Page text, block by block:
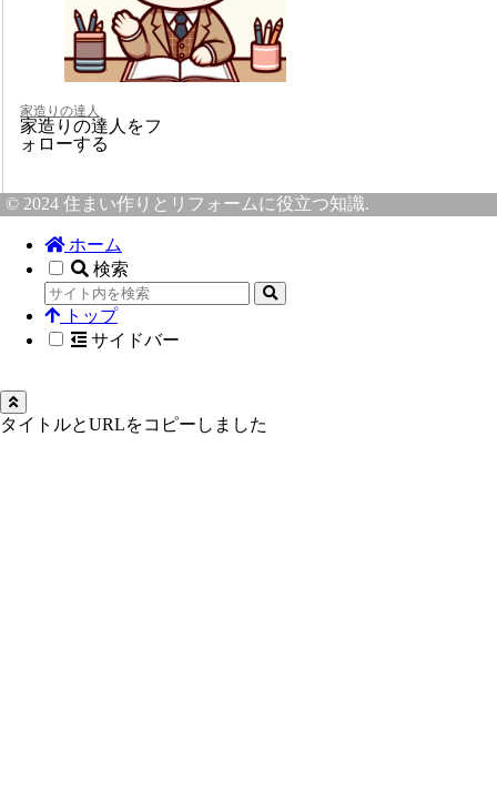
家造りの達人
家造りの達人をフ
ォローする
© 2024 住まい作りとリフォームに役立つ知識.
ホーム
検索
トップ
サイドバー
タイトルとURLをコピーしました